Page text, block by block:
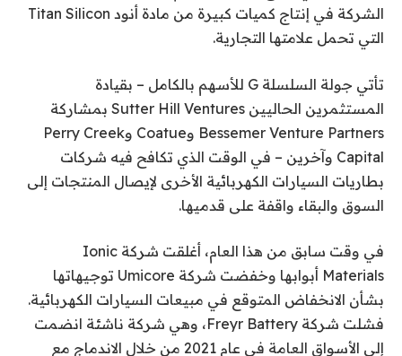
الشركة في إنتاج كميات كبيرة من مادة أنود Titan Silicon
التي تحمل علامتها التجارية.
تأتي جولة السلسلة G للأسهم بالكامل – بقيادة
المستثمرين الحاليين Sutter Hill Ventures بمشاركة
Bessemer Venture Partners وCoatue وPerry Creek
Capital وآخرين – في الوقت الذي تكافح فيه شركات
بطاريات السيارات الكهربائية الأخرى لإيصال المنتجات إلى
السوق والبقاء واقفة على قدميها.
في وقت سابق من هذا العام، أغلقت شركة Ionic
Materials أبوابها وخفضت شركة Umicore توجيهاتها
بشأن الانخفاض المتوقع في مبيعات السيارات الكهربائية.
فشلت شركة Freyr Battery، وهي شركة ناشئة انضمت
إلى الأسواق العامة في عام 2021 من خلال الاندماج مع